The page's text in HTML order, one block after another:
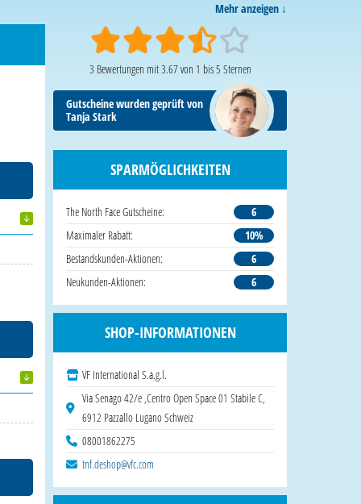
Mehr anzeigen
3 Bewertungen mit3.67 von 1 bis5 Sternen
Gutscheine wurden geprüft von
Tanja Stark
SPARMÖGLICHKEITEN
The North Face Gutscheine:
6
Maximaler Rabatt:
10%
Bestandskunden-Aktionen:
6
Neukunden-Aktionen:
6
SHOP-INFORMATIONEN
VF International S.a.g.l.
Via Senago 42/e ,Centro Open Space 01 Stabile C,
6912 Pazzallo Lugano Schweiz
08001862275
tnf.deshop@vfc.com